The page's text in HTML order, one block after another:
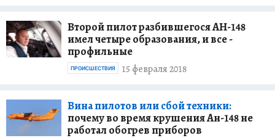
Второй пилот разбившегося АН-148
имел четыре образования, и все -
профильные
15 февраля 2018
ПРОИСШЕСТВИЯ
Вина пилотов или сбой техники:
почему во время крушения Ан-148 не
работал обогрев приборов